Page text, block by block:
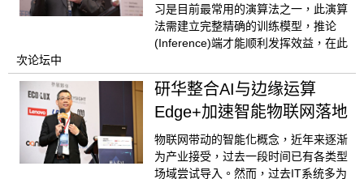
习是目前最常用的演算法之一，此演算
法需建立完整精确的训练模型，推论
(Inference)端才能顺利发挥效益，在此
次论坛中
研华整合AI与边缘运算
Edge+加速智能物联网落地
物联网带动的智能化概念，近年来逐渐
为产业接受，过去一段时间已有各类型
场域尝试导入。然而，过去IT系统多为